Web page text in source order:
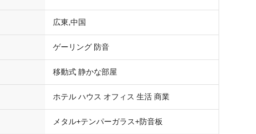
広東,中国
ゲーリング 防音
移動式 静かな部屋
ホテル ハウス オフィス 生活 商業
メタル+テンパーガラス+防音板